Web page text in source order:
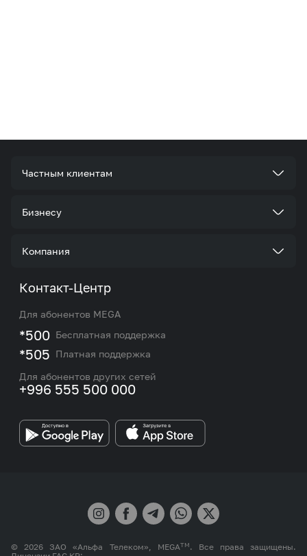
Частным клиентам
Тарифы
Роуминг и международные звонки
eSIM
Подбор номера
Бизнесу
Стать корпоративным клиентом
M2M
Контакты сотрудников отдела по работе с
корпоративными и VIP клиентами
Компания
О нас
Новости
Карта покрытия сети и центров обслуживания
Работа в MEGA
Бренд MEGA
Контакт-Центр
Для абонентов MEGA
*500 Бесплатная поддержка
*505 Платная поддержка
Для абонентов других сетей
+996 555 500 000
© 2026 ЗАО «Альфа Телеком», MEGATM. Все права защищены.